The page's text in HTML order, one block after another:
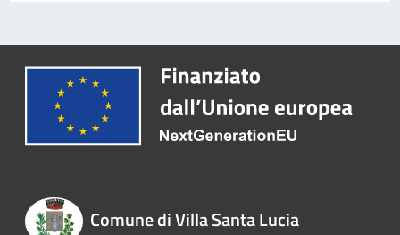
Comune di Villa Santa Lucia